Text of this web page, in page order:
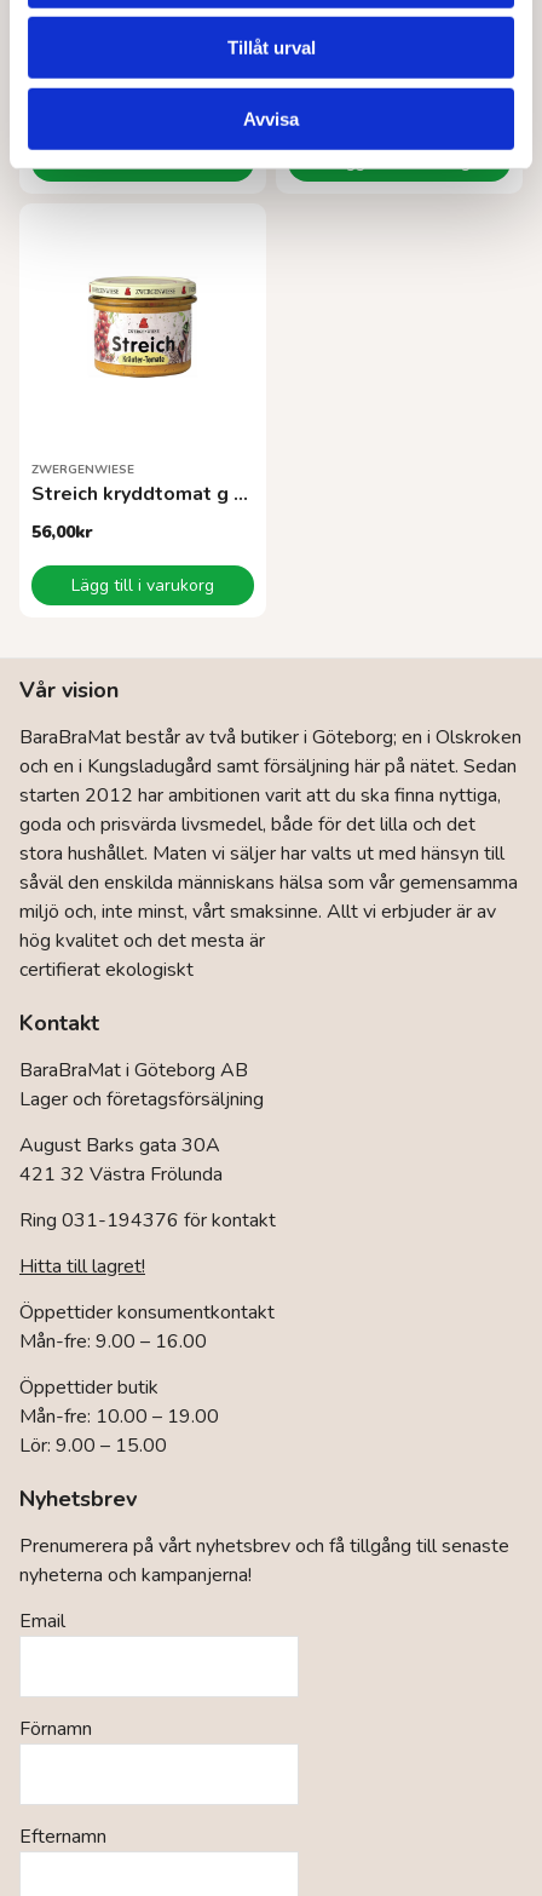
Tillåt urval
Avvisa
LA BIO IDEA
ZWERGENWIESE
Streich kryddtomat g EKO
56,00kr
Lägg till i varukorg
Vår vision
BaraBraMat består av två butiker i Göteborg; en i Olskroken
och en i Kungsladugård samt försäljning här på nätet. Sedan
starten 2012 har ambitionen varit att du ska finna nyttiga,
goda och prisvärda livsmedel, både för det lilla och det
stora hushållet. Maten vi säljer har valts ut med hänsyn till
såväl den enskilda människans hälsa som vår gemensamma
miljö och, inte minst, vårt smaksinne. Allt vi erbjuder är av
hög kvalitet och det mesta är
certifierat ekologiskt
Kontakt
BaraBraMat i Göteborg AB
Lager och företagsförsäljning
August Barks gata 30A
421 32 Västra Frölunda
Ring 031-194376 för kontakt
Hitta till lagret!
Öppettider konsumentkontakt
Mån-fre: 9.00 – 16.00
Öppettider butik
Mån-fre: 10.00 – 19.00
Lör: 9.00 – 15.00
Nyhetsbrev
Prenumerera på vårt nyhetsbrev och få tillgång till senaste
nyheterna och kampanjerna!
Email
Förnamn
Efternamn